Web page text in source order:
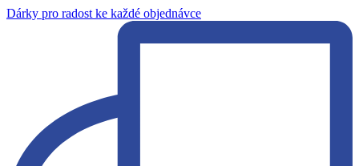
Dárky pro radost ke každé objednávce